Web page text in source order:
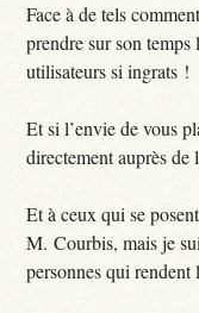
Face à de tels
prendre sur son
utilisateurs si ingrats !
Et si l’envie de vous
directement auprès
Et à ceux qui se
M. Courbis, mais je
personnes qui